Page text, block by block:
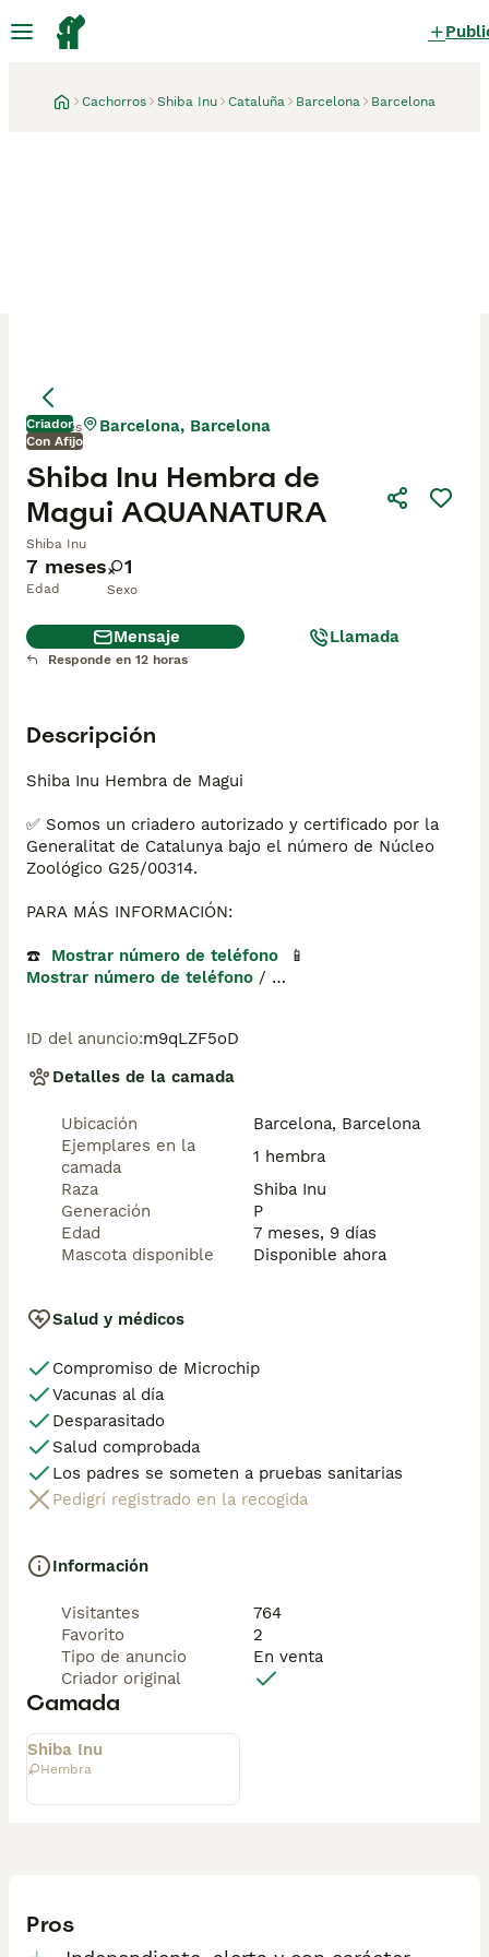
Cachorros Shiba Inu Cataluña Barcelona Barcelona
Criador
Con Afijo
7 meses
Edad
1
Sexo
Shiba Inu Hembra de
Magui AQUANATURA
Shiba Inu
1 mes Barcelona, Barcelona
Mensaje Llamada
Responde en 12 horas
Descripción
Shiba Inu Hembra de Magui
✅ Somos un criadero autorizado y certificado por la
Generalitat de Catalunya bajo el número de Núcleo
Zoológico G25/00314.
PARA MÁS INFORMACIÓN:
☎️ Mostrar número de teléfono
Mostrar número de teléfono
💻 Más fotos y vídeos en nuestra web
www.aquanatura.es
📌 Calle Roger de Flor 45, muy cerca del Arc de Triomf
de Barcelona, de Lunes a Sábados.
Se entregan con sus vacunas, desparasitados interna y
externamente, con microchip y su registro, cartilla
sanitaria y contrato de garantías, documentación legal
AQUANATURA
ID del anuncio:m9qLZF5oD
Detalles de la camada
Ubicación
Barcelona, Barcelona
Ejemplares en la
camada
1 hembra
Raza
Shiba Inu
Generación
P
Edad
7 meses, 9 días
Mascota disponible
Disponible ahora
Salud y médicos
Compromiso de Microchip
Vacunas al día
Desparasitado
Salud comprobada
Los padres se someten a pruebas sanitarias
Pedigrí registrado en la recogida
Información
Visitantes
764
Favorito
2
Tipo de anuncio
En venta
Criador original
Camada
Shiba Inu
Hembra
Pros